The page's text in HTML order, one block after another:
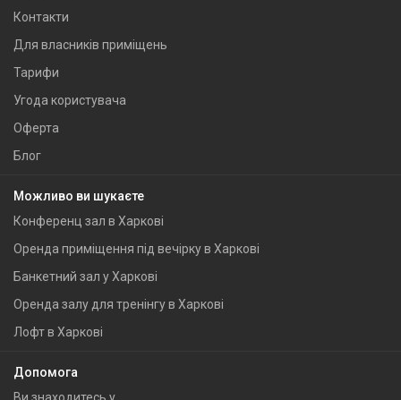
Контакти
Для власників приміщень
Тарифи
Угода користувача
Оферта
Блог
Можливо ви шукаєте
Конференц зал в Харкові
Оренда приміщення під вечірку в Харкові
Банкетний зал у Харкові
Оренда залу для тренінгу в Харкові
Лофт в Харкові
Допомога